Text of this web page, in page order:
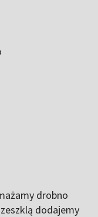
drobno
dodajemy